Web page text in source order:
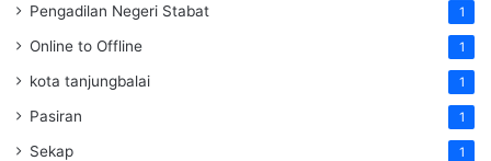
Pengadilan Negeri Stabat 1
Online to Offline 1
kota tanjungbalai 1
Pasiran 1
Sekap 1